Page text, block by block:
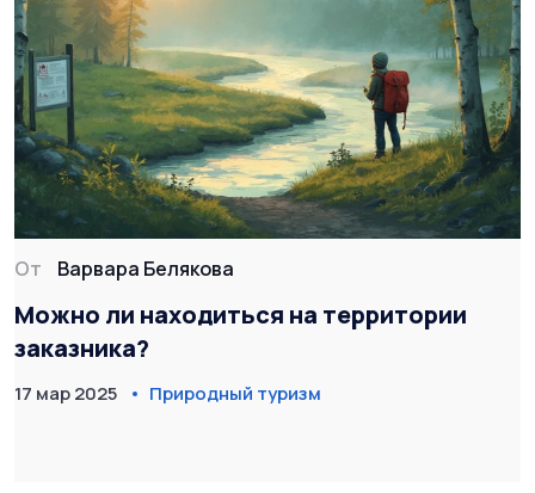
От Варвара Белякова
Можно ли находиться на территории
заказника?
17 мар 2025 Природный туризм